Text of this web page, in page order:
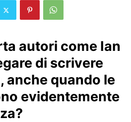
autori come Ian
di scrivere
anche quando le
evidentemente